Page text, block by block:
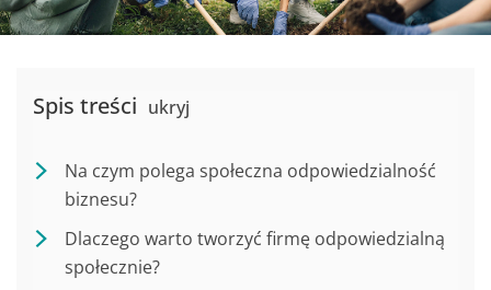
Spis treści ukryj
Na czym polega społeczna odpowiedzialność
biznesu?
Dlaczego warto tworzyć firmę odpowiedzialną
społecznie?